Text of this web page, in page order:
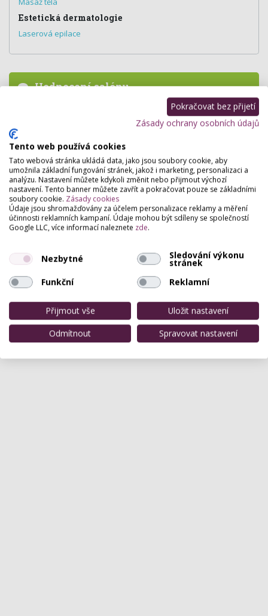
Estetická dermatologie
Laserová epilace
Hodnocení salónu
Pokračovat bez přijetí
Zásady ochrany osobních údajů
Tento web používá cookies
Tato webová stránka ukládá data, jako jsou soubory cookie, aby
umožnila základní fungování stránek, jakož i marketing, personalizaci a
analýzu. Nastavení můžete kdykoli změnit nebo přijmout výchozí
nastavení. Tento banner můžete zavřít a pokračovat pouze se základními
soubory cookie. Zásady cookies
Údaje jsou shromažďovány za účelem personalizace reklamy a měření
účinnosti reklamních kampaní. Údaje mohou být sdíleny se společností
Google LLC, více informací naleznete zde.
Nezbytné Sledování výkonu
stránek
Funkční
Reklamní
Přijmout vše
Uložit nastavení
Odmítnout
Spravovat nastavení